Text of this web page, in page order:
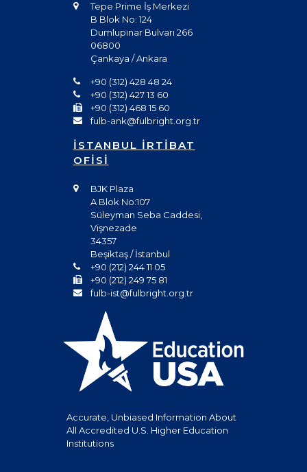
Tepe Prime İş Merkezi
B Blok No: 124
Dumlupınar Bulvarı 266
06800
Çankaya / Ankara
+90 (312) 428 48 24
+90 (312) 427 13 60
+90 (312) 468 15 60
fulb-ank@fulbright.org.tr
İSTANBUL İRTİBAT
OFİSİ
BJK Plaza
A Blok No:107
Süleyman Seba Caddesi,
Vişnezade
34357
Beşiktaş / İstanbul
+90 (212) 244 11 05
+90 (212) 249 75 81
fulb-ist@fulbright.org.tr
Accurate, Unbiased Information About
All Accredited U.S. Higher Education
Institutions